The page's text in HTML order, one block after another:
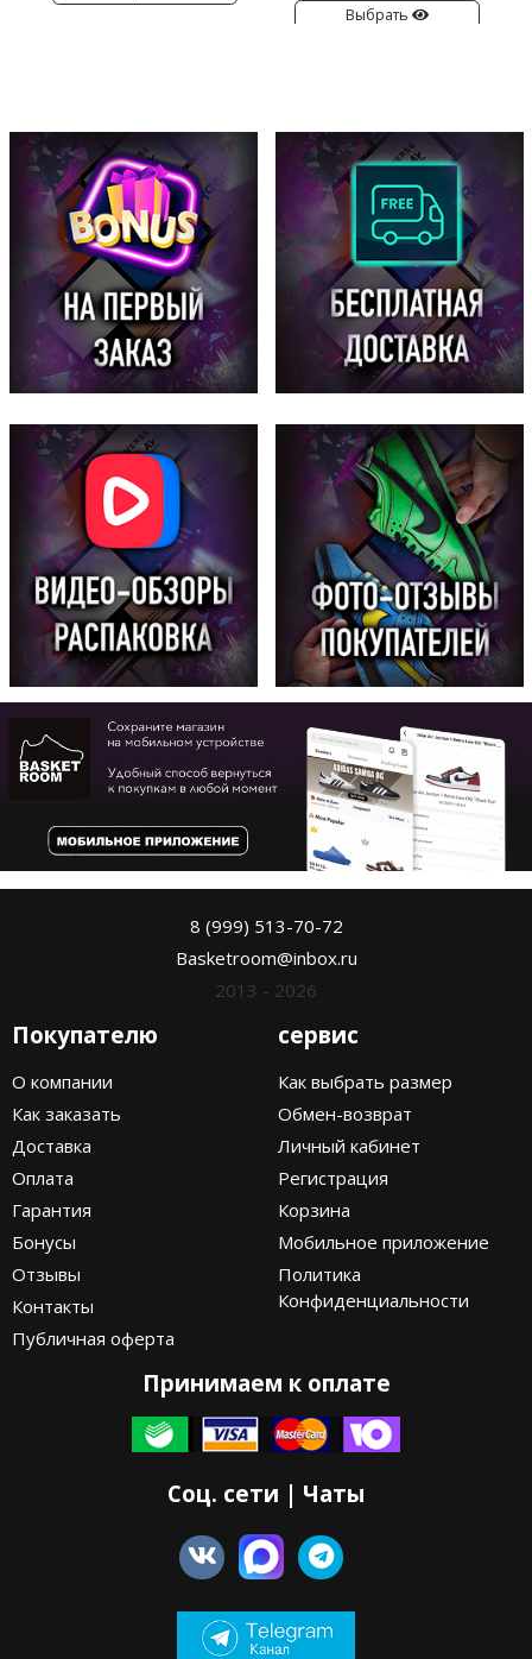
Выбрать
8 (999) 513-70-72
Basketroom@inbox.ru
2013 - 2026
Покупателю
О компании
Как заказать
Доставка
Оплата
Гарантия
Бонусы
Отзывы
Контакты
Публичная оферта
сервис
Как выбрать размер
Обмен-возврат
Личный кабинет
Регистрация
Корзина
Мобильное приложение
Политика
Конфиденциальности
Принимаем к оплате
Соц. сети | Чаты